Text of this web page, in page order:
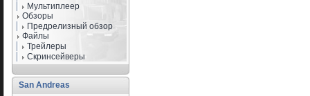
Мультиплеер
Обзоры
Предрелизный обзор
Файлы
Трейлеры
Скринсейверы
San Andreas